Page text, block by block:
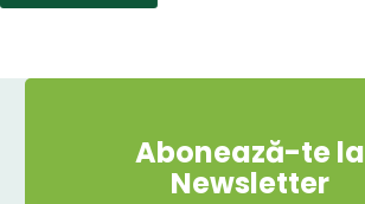
Abonează-te la
Newsletter